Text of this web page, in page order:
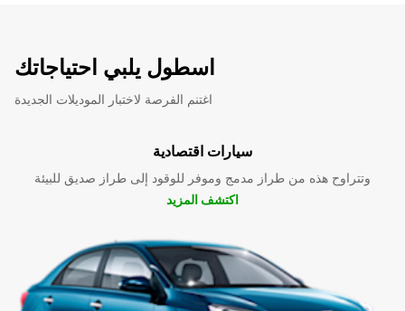
اسطول يلبي احتياجاتك
اغتنم الفرصة لاختبار الموديلات الجديدة
سيارات اقتصادية
وتتراوح هذه من طراز مدمج وموفر للوقود إلى طراز صديق للبيئة
اكتشف المزيد